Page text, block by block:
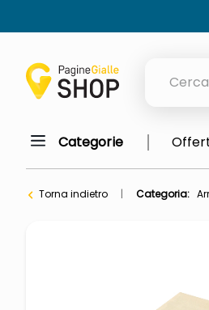
Categorie
Torna indietro Categoria: